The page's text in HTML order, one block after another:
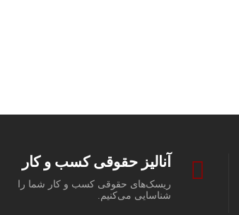
آنالیز حقوقی کسب و کار
ریسک‌های حقوقی کسب و کار شما را
شناسایی می‌کنیم.